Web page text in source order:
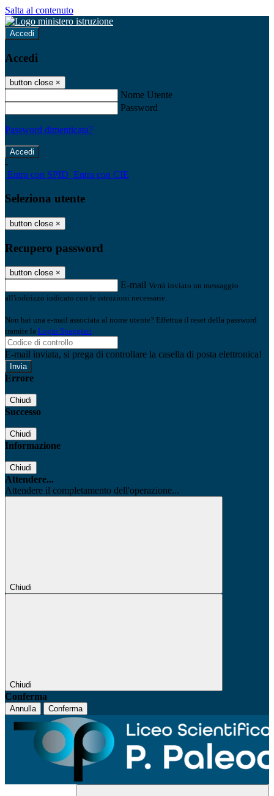
Salta al contenuto
Accedi
Accedi
button close ×
Nome Utente
Password
Password dimenticata?
-
Entra con SPID Entra con CIE
Seleziona utente
button close ×
Recupero password
button close ×
E-mail Verrà inviato un messaggio
all'indirizzo indicato con le istruzioni necessarie.
Non hai una e-mail associata al nome utente? Effettua il reset della password
tramite la Login Spaggiari
E-mail inviata, si prega di controllare la casella di posta elettronica!
Errore
Chiudi
Successo
Chiudi
Informazione
Chiudi
Attendere...
Attendere il completamento dell'operazione...
Chiudi
Chiudi
Conferma
Annulla Conferma